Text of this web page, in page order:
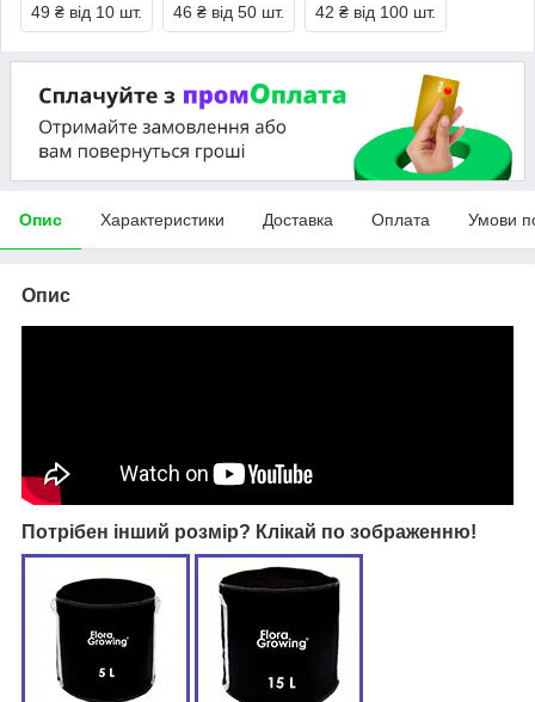
49 ₴ від 10 шт. 46 ₴ від 50 шт. 42 ₴ від 100 шт.
Опис Характеристики Доставка Оплата Умови
Опис
Потрібен інший розмір? Клікай по зображенню!